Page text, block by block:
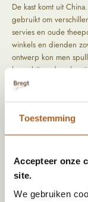
Toestemming
Accepteer onze
site.
We gebruiken
De kast komt uit
gebruikt om
servies en oude
winkels en dienden
ontwerp kon men
langs bijzondere
zoeken naar die
De producten
Afmeting (HxBxD)
Materiaal